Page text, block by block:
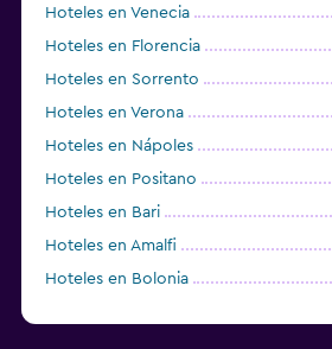
Hoteles en Venecia
Hoteles en Florencia
Hoteles en Sorrento
Hoteles en Verona
Hoteles en Nápoles
Hoteles en Positano
Hoteles en Bari
Hoteles en Amalfi
Hoteles en Bolonia